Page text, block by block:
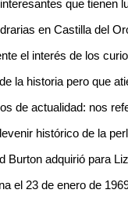
que tienen
en Castilla del
el interés de los
la historia pero que
de actualidad: nos
histórico de la
Burton adquirió para
el 23 de enero de